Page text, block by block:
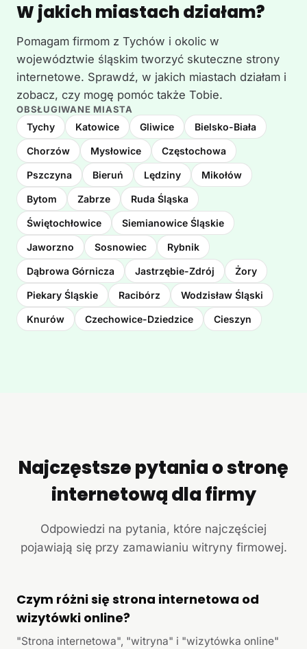
W jakich miastach działam?
Pomagam firmom z Tychów i okolic w
województwie śląskim tworzyć skuteczne strony
internetowe. Sprawdź, w jakich miastach działam i
zobacz, czy mogę pomóc także Tobie.
OBSŁUGIWANE MIASTA
Tychy Katowice Gliwice Bielsko-Biała
Chorzów Mysłowice Częstochowa
Pszczyna Bieruń Lędziny Mikołów
Bytom Zabrze Ruda Śląska
Świętochłowice Siemianowice Śląskie
Jaworzno Sosnowiec Rybnik
Dąbrowa Górnicza Jastrzębie-Zdrój Żory
Piekary Śląskie Racibórz Wodzisław Śląski
Knurów Czechowice-Dziedzice Cieszyn
Najczęstsze pytania o stronę
internetową dla firmy
Odpowiedzi na pytania, które najczęściej
pojawiają się przy zamawianiu witryny firmowej.
Czym różni się strona internetowa od
wizytówki online?
"Strona internetowa", "witryna" i "wizytówka online"